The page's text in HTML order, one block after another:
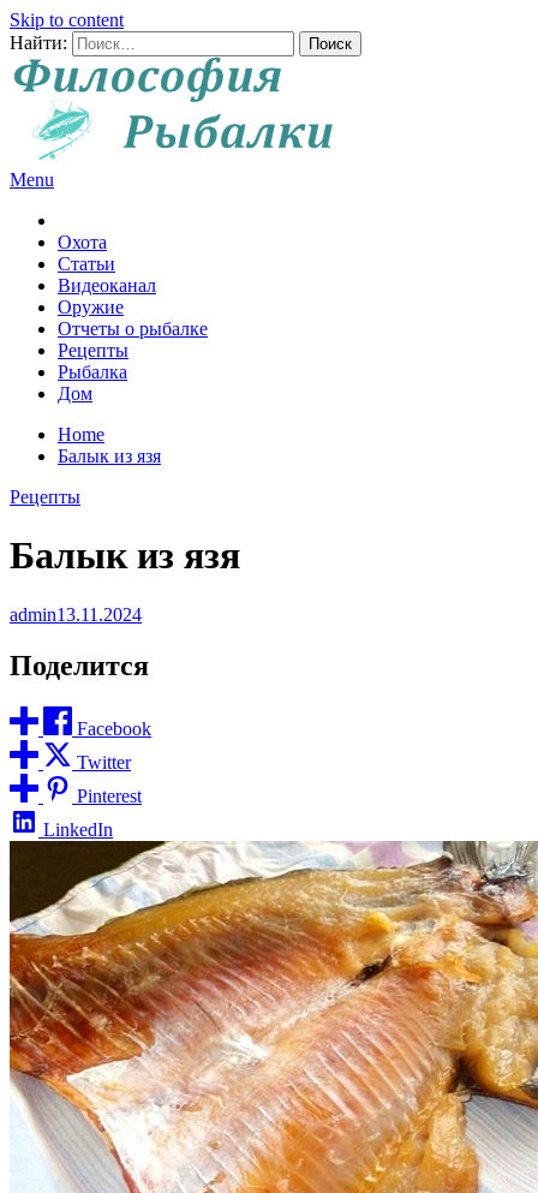
Skip to content
Найти:
Menu
Охота
Статьи
Видеоканал
Оружие
Отчеты о рыбалке
Рецепты
Рыбалка
Дом
Home
Балык из язя
Рецепты
Балык из язя
admin13.11.2024
Поделится
Facebook
Twitter
Pinterest
LinkedIn